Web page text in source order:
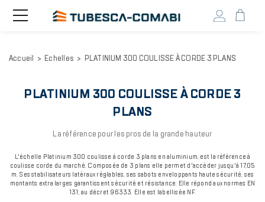
Aller
menu
Toggle
navigation
Accueil Echelles PLATINIUM 300 COULISSE À CORDE 3 PLANS
PLATINIUM 300 COULISSE À CORDE 3
PLANS
La référence pour les pros de la grande hauteur
L'échelle Platinium 300 coulisse à corde 3 plans en aluminium, est la référence à
coulisse corde du marché. Composée de 3 plans elle permet d'accéder jusqu'à 17,05
m. Ses stabilisateurs latéraux réglables, ses sabots enveloppants haute sécurité, ses
montants extra larges garantissent sécurité et résistance. Elle répond aux normes EN
131, au décret 96333. Elle est labellisée NF.